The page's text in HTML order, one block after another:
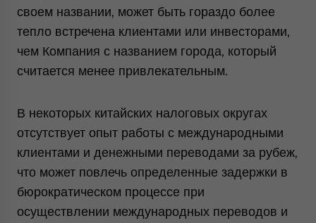
своем названии, может быть гораздо более
тепло встречена клиентами или инвесторами,
чем Компания с названием города, который
считается менее привлекательным.
В некоторых китайских налоговых округах
отсутствует опыт работы с международными
клиентами и денежными переводами за рубеж,
что может повлечь определенные задержки в
бюрократическом процессе при
осуществлении международных переводов и